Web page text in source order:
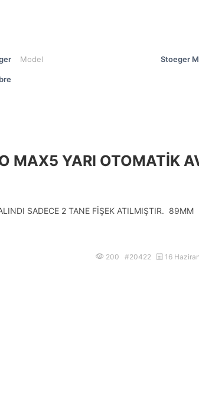
Model Stoeger
MAX5 YARI OTOMATİK
SADECE 2 TANE FİŞEK ATILMIŞTIR. 89MM
200 #20422 16